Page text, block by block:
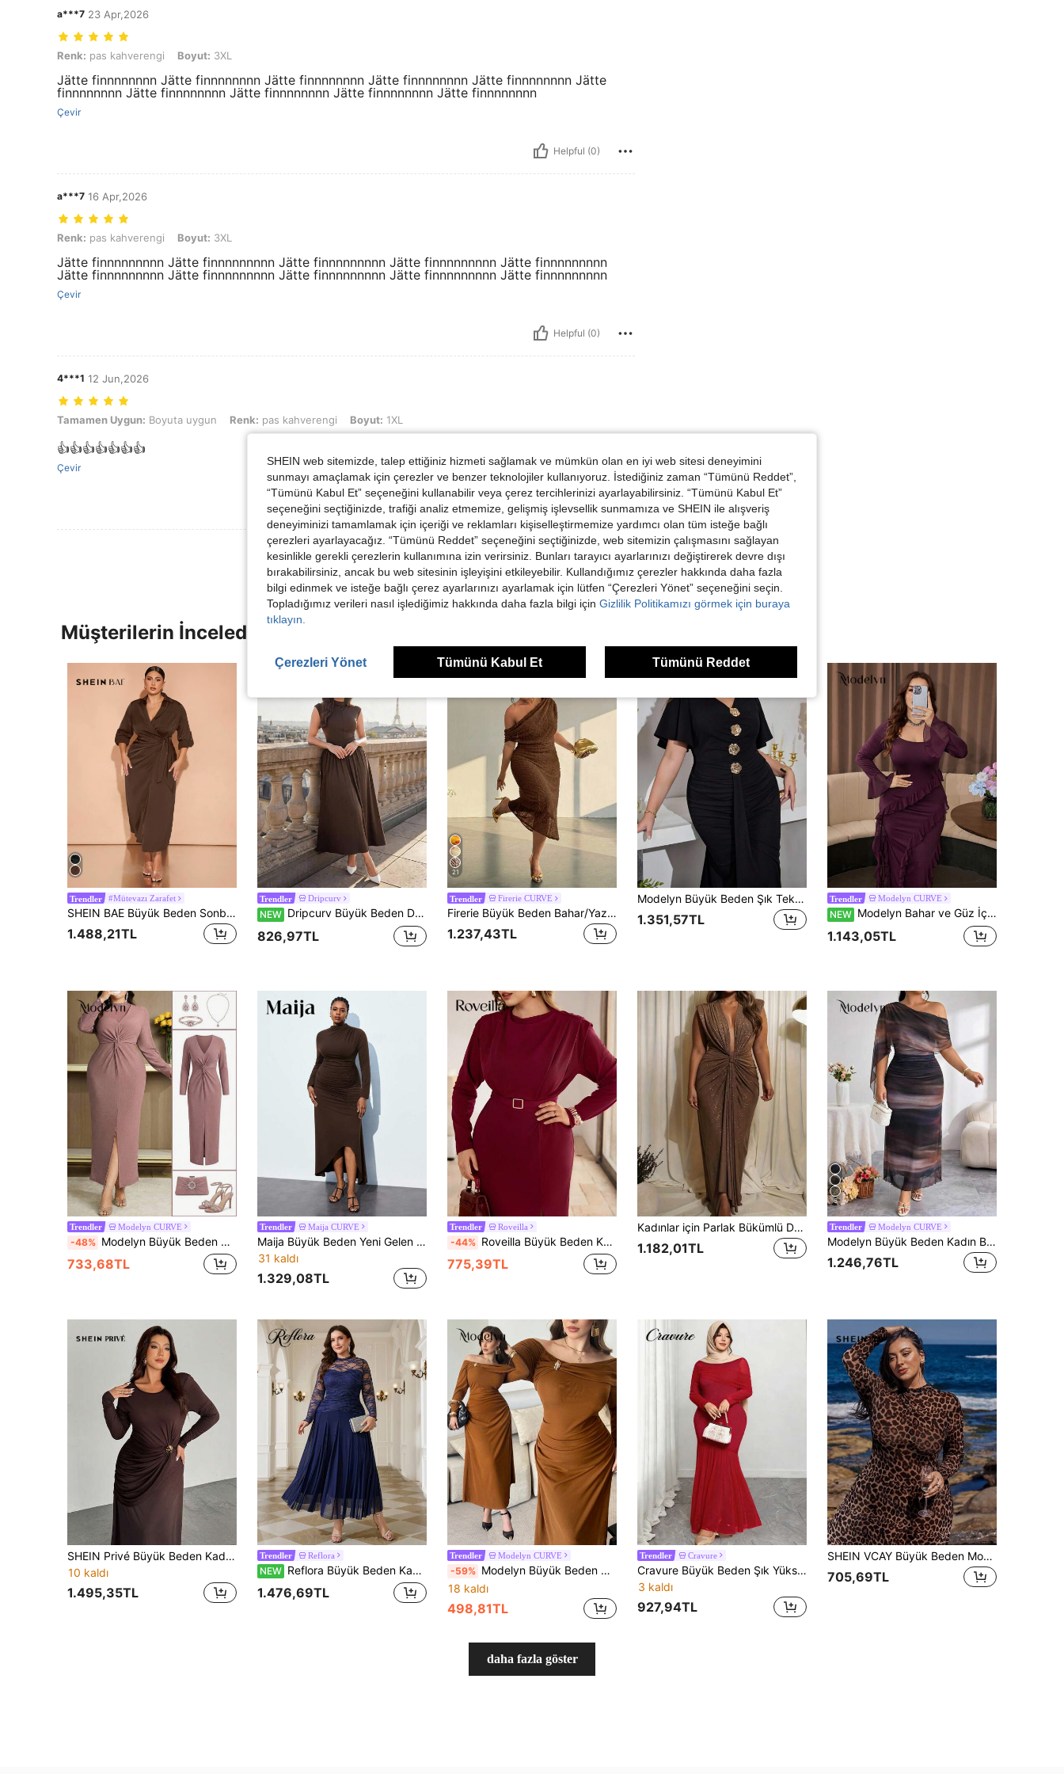
a***7 23 Apr,2026
Renk: pas kahverengi, Boyut: 3XL
Renk: pas kahverengi Boyut: 3XL
Jätte finnnnnnnn Jätte finnnnnnnn Jätte finnnnnnnn Jätte finnnnnnnn Jätte finnnnnnnn Jätte
finnnnnnnn Jätte finnnnnnnn Jätte finnnnnnnn Jätte finnnnnnnn Jätte finnnnnnnn
Çevir
Helpful (0)
a***7 16 Apr,2026
Renk: pas kahverengi, Boyut: 3XL
Renk: pas kahverengi Boyut: 3XL
Jätte finnnnnnnnn Jätte finnnnnnnnn Jätte finnnnnnnnn Jätte finnnnnnnnn Jätte finnnnnnnnn
Jätte finnnnnnnnn Jätte finnnnnnnnn Jätte finnnnnnnnn Jätte finnnnnnnnn Jätte finnnnnnnnn
Çevir
Helpful (0)
4***1 12 Jun,2026
Tamamen Uygun: Boyuta uygun, Renk: pas kahverengi, Boyut: 1XL
Tamamen Uygun: Boyuta uygun Renk: pas kahverengi Boyut: 1XL
👍👍👍👍👍👍👍
Çevir
Helpful (0)
Müşterilerin İncelediği Diğer Ürünler
Trendler #Mütevazı Zarafet
SHEIN BAE Büyük Beden Sonbahar ve Kış Şık Günlük İşe Gidiş-Dönüş Parti Kadın Yeşil Saten Üst Üste Sarma Drape Asimetrik Yırtmaç Fiyonk Düğmeli Uzun Kollu Uzun Elbise Parti Kıyafetleri Noel Kıyafetleri İşe Gidiş-Dönüş Kıyafetleri Yılbaşı Gecesi Elbisesi Yılbaşı Elbisesi Noel Kadın Elbisesi Noel Kadın Giysileri Noel Elbisesi Noel Parti Elbisesi Şükran Günü Kadın Kıyafeti Şık Elbise Tatil Elbisesi Noel Kıyafetleri
1.488,21TL
Trendler Dripcurv
NEW Dripcurv Büyük Beden Düz Renk Minimalist Pileli Tatil Elbisesi, Seyahat ve Geziler İçin
826,97TL
21
Trendler Firerie CURVE
Firerie Büyük Beden Bahar/Yaz Yeni Zarif Asimetrik Omuzlu Kısa Kollu Pileli Bel Örme Elbise, Günlük Kullanım İçin Rahat ve Çok Yönlü
1.237,43TL
Modelyn Büyük Beden Şık Tek Renk V Yaka Midi Elbise
1.351,57TL
Trendler Modelyn CURVE
NEW Modelyn Bahar ve Güz İçin Zarif Düz Renk Kare Yaka Uzun Kollu Şifon Fırfır Detaylı Slim Fit Regular Plus Beden Elbise
1.143,05TL
Trendler Modelyn CURVE
-48% Modelyn Büyük Beden Kadınlar İçin Şık ve Zarif Taşlı, Yırtmaçlı, Vücuda Oturan Elbise
733,68TL
Trendler Maija CURVE
Maija Büyük Beden Yeni Gelen Büzgülü Omuz Bel Büzgülü Uzun Kollu Kadın Elbisesi, İş Gündelik Şık Tatil Elbisesi Düğün Konukları İçin Uygun, Havaalanı Modası Sonbahar ve Kış Noel Cadılar Bayramı Meksika Afrika Modası, Çok Yönlü; Rahat, Şık, Zarif, Günlük Giyim, Temel, Düz Renk, Tatil Gündelik, Terbiyeli, Bekar Bayan, Zarif Moda İş Gündelik Kadın Dışarı Çıkma Üstleri
31 kaldı
1.329,08TL
Trendler Roveilla
-44% Roveilla Büyük Beden Kadın Bordo Sonbahar Şık Resmi Fransız Sicilya Lüks Parti Noel Uzun Kollu Maxi Elbise, Yüksek Yaka Pileli Metal Tokalı Bel Oturtmalı
775,39TL
Kadınlar için Parlak Bükümlü Düğüm Detaylı Abiye Elbise, Seksi V Yaka Uzun Kollu Midi Elbise
1.182,01TL
6
Trendler Modelyn CURVE
Modelyn Büyük Beden Kadın Batik Desenli Asimetrik Omuzlu Pileli Dar Kesim Zarif Elbise
1.246,76TL
SHEIN Privé Büyük Beden Kadınlar İçin Düz Kahverengi Üst Üste Binen V Yaka Yarasa Kollu Pileli Şık Elbise
10 kaldı
1.495,35TL
Trendler Reflora
NEW Reflora Büyük Beden Kadın Elbisesi, Zarif Kadın Elbisesi, Romantik Kadın Elbisesi, Dantel Yama Detaylı Kadın Elbisesi, Uzun Kollu Kadın Elbisesi, Uzun Kadın Elbisesi, Zarif Kadın Elbisesi, Lacivert Kadın Elbisesi
1.476,69TL
Trendler Modelyn CURVE
-59% Modelyn Büyük Beden Sonbahar Şık Ribana Omuzdan Düşük Uzun Kollu Büzgülü Dar Kesim Normal Elbise, İlkbahar/Sonbahar
18 kaldı
498,81TL
Trendler Cravure
Cravure Büyük Beden Şık Yüksek Yakalı File Detaylı Elbise
3 kaldı
927,94TL
SHEIN VCAY Büyük Beden Moda Leopar Desenli Dar Elbise
705,69TL
daha fazla göster
SHEIN web sitemizde, talep ettiğiniz hizmeti sağlamak ve mümkün olan en iyi web sitesi deneyimini
sunmayı amaçlamak için çerezler ve benzer teknolojiler kullanıyoruz. İstediğiniz zaman “Tümünü Reddet”,
“Tümünü Kabul Et” seçeneğini kullanabilir veya çerez tercihlerinizi ayarlayabilirsiniz. “Tümünü Kabul Et”
seçeneğini seçtiğinizde, trafiği analiz etmemize, gelişmiş işlevsellik sunmamıza ve SHEIN ile alışveriş
deneyiminizi tamamlamak için içeriği ve reklamları kişiselleştirmemize yardımcı olan tüm isteğe bağlı
çerezleri ayarlayacağız. “Tümünü Reddet” seçeneğini seçtiğinizde, web sitemizin çalışmasını sağlayan
kesinlikle gerekli çerezlerin kullanımına izin verirsiniz. Bunları tarayıcı ayarlarınızı değiştirerek devre dışı
bırakabilirsiniz, ancak bu web sitesinin işleyişini etkileyebilir. Kullandığımız çerezler hakkında daha fazla
bilgi edinmek ve isteğe bağlı çerez ayarlarınızı ayarlamak için lütfen “Çerezleri Yönet” seçeneğini seçin.
Topladığımız verileri nasıl işlediğimiz hakkında daha fazla bilgi için Gizlilik Politikamızı görmek için buraya
tıklayın.
Çerezleri Yönet Tümünü Kabul Et Tümünü Reddet